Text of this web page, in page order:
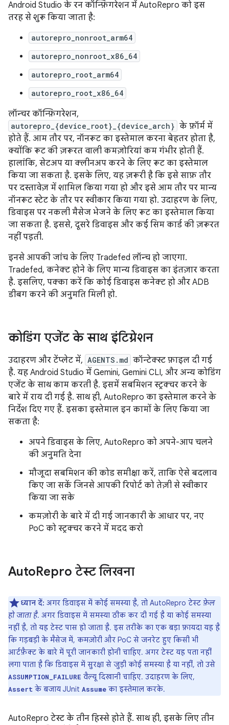
Android Studio के रन कॉन्फ़िगरेशन में AutoRepro को इस
तरह से शुरू किया जाता है:
autorepro_nonroot_arm64
autorepro_nonroot_x86_64
autorepro_root_arm64
autorepro_root_x86_64
लॉन्चर कॉन्फ़िगरेशन,
autorepro_{device_root}_{device_arch} के फ़ॉर्म में
होते हैं. आम तौर पर, नॉनरूट का इस्तेमाल करना बेहतर होता है,
क्योंकि रूट की ज़रूरत वाली कमज़ोरियां कम गंभीर होती हैं.
हालांकि, सेटअप या क्लीनअप करने के लिए रूट का इस्तेमाल
किया जा सकता है. इसके लिए, यह ज़रूरी है कि इसे साफ़ तौर
पर दस्तावेज़ में शामिल किया गया हो और इसे आम तौर पर मान्य
नॉनरूट स्टेट के तौर पर स्वीकार किया गया हो. उदाहरण के लिए,
डिवाइस पर नकली मैसेज भेजने के लिए रूट का इस्तेमाल किया
जा सकता है. इससे, दूसरे डिवाइस और कई सिम कार्ड की ज़रूरत
नहीं पड़ती.
इनसे आपकी जांच के लिए Tradefed लॉन्च हो जाएगा.
Tradefed, कनेक्ट होने के लिए मान्य डिवाइस का इंतज़ार करता
है. इसलिए, पक्का करें कि कोई डिवाइस कनेक्ट हो और ADB
डीबग करने की अनुमति मिली हो.
कोडिंग एजेंट के साथ इंटिग्रेशन
उदाहरण और टेंप्लेट में, AGENTS.md कॉन्टेक्स्ट फ़ाइल दी गई
है. यह Android Studio में Gemini, Gemini CLI, और अन्य कोडिंग
एजेंट के साथ काम करती है. इसमें सबमिशन स्ट्रक्चर करने के
बारे में राय दी गई है. साथ ही, AutoRepro का इस्तेमाल करने के
निर्देश दिए गए हैं. इसका इस्तेमाल इन कामों के लिए किया जा
सकता है:
अपने डिवाइस के लिए, AutoRepro को अपने-आप चलने
की अनुमति देना
मौजूदा सबमिशन की कोड समीक्षा करें, ताकि ऐसे बदलाव
किए जा सकें जिनसे आपकी रिपोर्ट को तेज़ी से स्वीकार
किया जा सके
कमज़ोरी के बारे में दी गई जानकारी के आधार पर, नए
PoC को स्ट्रक्चर करने में मदद करो
AutoRepro टेस्ट लिखना
ध्यान दें: अगर डिवाइस में कोई समस्या है, तो AutoRepro टेस्ट फ़ेल
हो जाता है. अगर डिवाइस में समस्या ठीक कर दी गई है या कोई समस्या
नहीं है, तो यह टेस्ट पास हो जाता है. इस तरीके का एक बड़ा फ़ायदा यह है
कि गड़बड़ी के मैसेज में, कमज़ोरी और PoC से जनरेट हुए किसी भी
आर्टफ़ैक्ट के बारे में पूरी जानकारी होनी चाहिए. अगर टेस्ट यह पता नहीं
लगा पाता है कि डिवाइस में सुरक्षा से जुड़ी कोई समस्या है या नहीं, तो उसे
ASSUMPTION_FAILURE वैल्यू दिखानी चाहिए. उदाहरण के लिए,
Assert के बजाय JUnit Assume का इस्तेमाल करके.
AutoRepro टेस्ट के तीन हिस्से होते हैं. साथ ही, इसके लिए तीन